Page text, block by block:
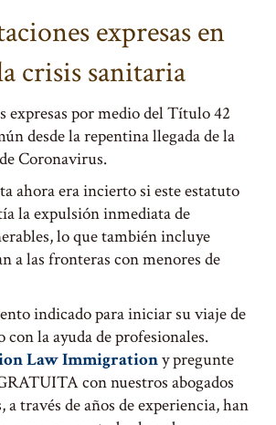
expresas en
crisis sanitaria
expresas por medio del Título 42
desde la repentina llegada de la
Coronavirus.
ahora era incierto si este estatuto
la expulsión inmediata de
lo que también incluye
a las fronteras con menores de
indicado para iniciar su viaje de
la ayuda de profesionales.
Law Immigrationy pregunte
con nuestros abogados
a través de años de experiencia, han